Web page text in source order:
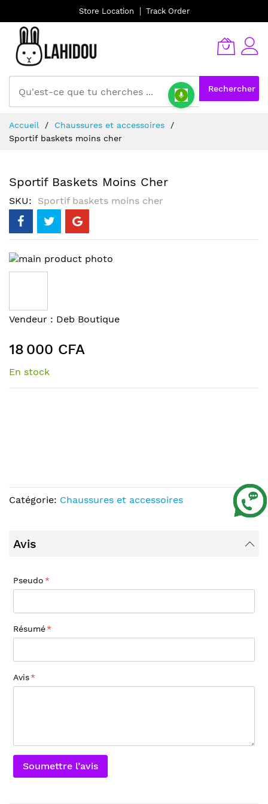
Store Location Track Order
Rechercher
au
contenu
Accueil
Chaussures et accessoires
Sportif baskets moins cher
Sportif Baskets Moins Cher
SKU Sportif baskets moins cher
Skip
to
of
the
gallery
Skip
the
beginning
of
Vendeur : Deb Boutique
18 000 CFA
En stock
Catégorie: Chaussures et accessoires
Avis
Pseudo
Résumé
Avis
Soumettre l’avis